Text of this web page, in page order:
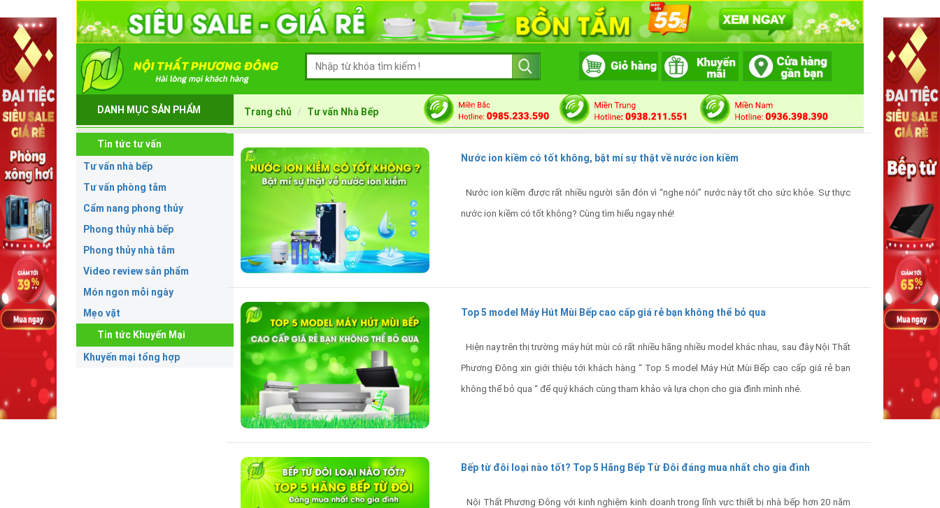
DANH MỤC SẢN PHẨM Trang chủ Tư vấn Nhà Bếp
Tin tức tư vấn
Tư vấn nhà bếp
Tư vấn phòng tắm
Cẩm nang phong thủy
Phong thủy nhà bếp
Phong thủy nhà tắm
Video review sản phẩm
Món ngon mỗi ngày
Mẹo vặt
Tin tức Khuyến Mại
Khuyến mại tổng hợp
Nước ion kiềm có tốt không, bật mí sự thật về nước ion kiềm
Nước ion kiềm được rất nhiều người săn đón vì “nghe nói” nước này tốt cho sức khỏe. Sự thực
nước ion kiềm có tốt không? Cùng tìm hiểu ngay nhé!
Top 5 model Máy Hút Mùi Bếp cao cấp giá rẻ bạn không thể bỏ qua
Hiện nay trên thị trường máy hút mùi có rất nhiều hãng nhiều model khác nhau, sau đây Nội Thất
Phương Đông xin giới thiệu tới khách hàng “ Top 5 model Máy Hút Mùi Bếp cao cấp giá rẻ bạn
không thể bỏ qua “ để quý khách cùng tham khảo và lựa chọn cho gia đình mình nhé.
Bếp từ đôi loại nào tốt? Top 5 Hãng Bếp Từ Đôi đáng mua nhất cho gia đình
Nội Thất Phương Đông với kinh nghiệm kinh doanh trong lĩnh vực thiết bị nhà bếp hơn 20 năm